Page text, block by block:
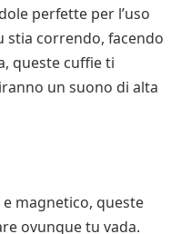
perfette per l’uso
stia correndo, facendo
queste cuffie ti
un suono di alta
magnetico, queste
ovunque tu vada.